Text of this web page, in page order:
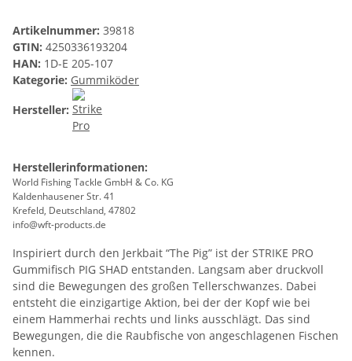
Artikelnummer: 39818
GTIN: 4250336193204
HAN: 1D-E 205-107
Kategorie: Gummiköder
Hersteller:
Herstellerinformationen:
World Fishing Tackle GmbH & Co. KG
Kaldenhausener Str. 41
Krefeld, Deutschland, 47802
info@wft-products.de
Inspiriert durch den Jerkbait “The Pig” ist der STRIKE PRO
Gummifisch PIG SHAD entstanden. Langsam aber druckvoll
sind die Bewegungen des großen Tellerschwanzes. Dabei
entsteht die einzigartige Aktion, bei der der Kopf wie bei
einem Hammerhai rechts und links ausschlägt. Das sind
Bewegungen, die die Raubfische von angeschlagenen Fischen
kennen.